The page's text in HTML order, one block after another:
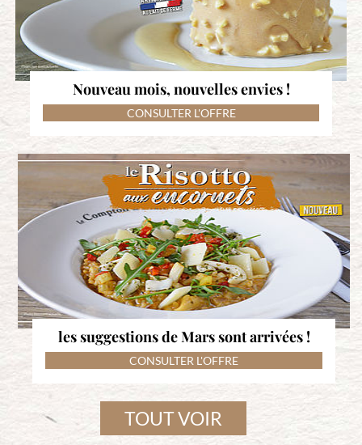
Nouveau mois, nouvelles envies !
CONSULTER L'OFFRE
les suggestions de Mars sont arrivées !
CONSULTER L'OFFRE
TOUT VOIR